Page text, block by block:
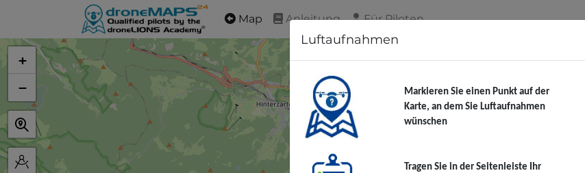
Map Anleitung Für Piloten
+
−
Luftaufnahmen
Markieren Sie einen Punkt auf der
Karte, an dem Sie Luftaufnahmen
wünschen
Tragen Sie in der Seitenleiste Ihr